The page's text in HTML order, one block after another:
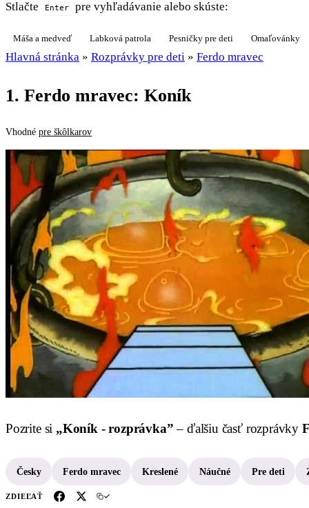
Stlačte Enter pre vyhľadávanie alebo skúste:
Máša a medveď Labková patrola Pesničky pre deti Omaľovánky
Hlavná stránka » Rozprávky pre deti » Ferdo mravec
1. Ferdo mravec: Koník
Vhodné pre škôlkarov
Pozrite si „Koník - rozprávka”– ďalšiu časť rozprávky
Česky Ferdo mravec Kreslené Náučné Pre deti
ZDIEĽAŤ